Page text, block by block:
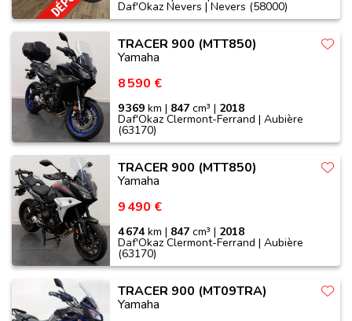
Daf'Okaz Nevers | Nevers (58000)
TRACER 900 (MTT850)
Yamaha
8 590 €
9 369 km | 847 cm³ | 2018
Daf'Okaz Clermont-Ferrand | Aubière
(63170)
TRACER 900 (MTT850)
Yamaha
9 490 €
4 674km | 847 cm³ | 2018
Daf'Okaz Clermont-Ferrand | Aubière
(63170)
TRACER 900 (MT09TRA)
Yamaha